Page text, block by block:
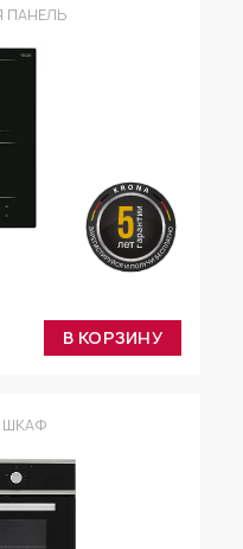
ПАНЕЛЬ
В КОРЗИНУ
ШКАФ